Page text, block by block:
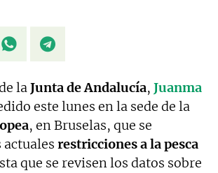
laJunta de Andalucía, Juanma
este lunes en la sede de la
, en Bruselas, que se
actuales restricciones a la pesca
que se revisen los datos sobre